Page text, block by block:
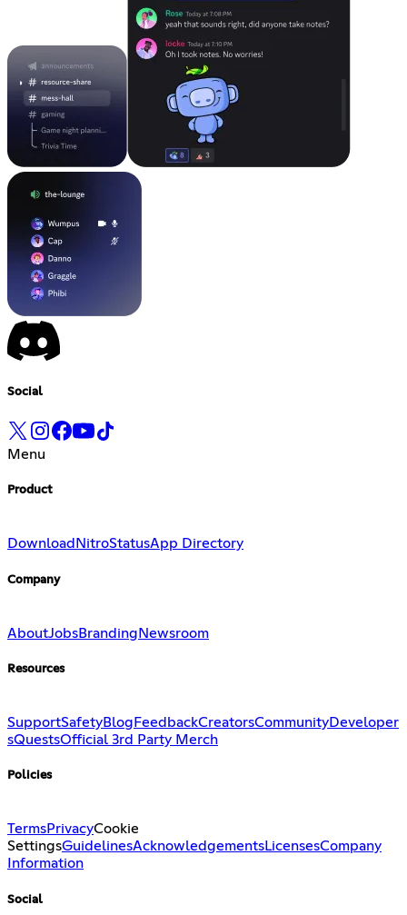
Social
Menu
Product
Download NitroStatusApp Directory
Company
AboutJobsBranding Newsroom
Resources
SupportSafetyBlog FeedbackCreatorsCommunityDeveloper
sQuestsOfficial 3rd Party Merch
Policies
TermsPrivacyCookie
SettingsGuidelinesAcknowledgementsLicensesCompany
Information
Social